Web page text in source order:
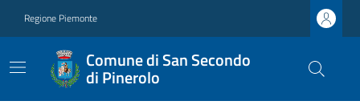
Regione Piemonte
Comune di San Secondo
di Pinerolo